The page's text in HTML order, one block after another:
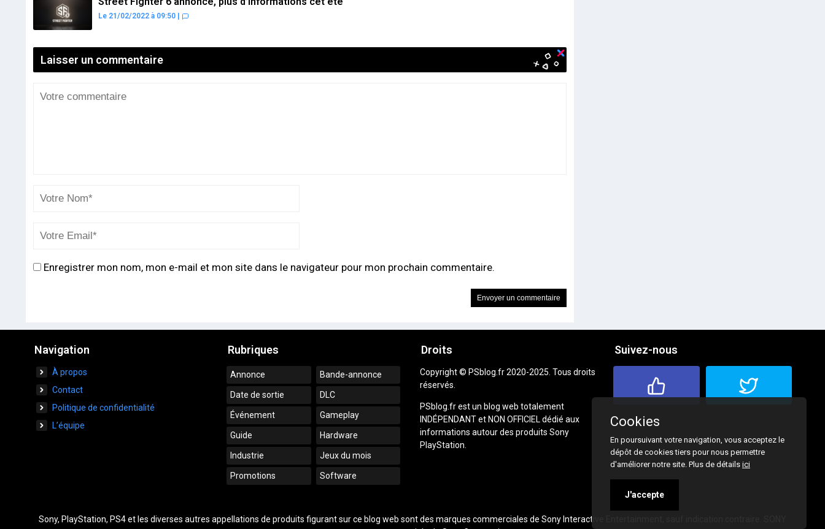
Le 21/02/2022 à 09:50 |
Laisser un commentaire
Enregistrer mon nom, mon e-mail et mon site dans le navigateur pour mon prochain commentaire.
Navigation
À propos
Contact
Politique de confidentialité
L’équipe
Rubriques
Annonce Bande-annonce
Date de sortie DLC
Événement Gameplay
Guide Hardware
Industrie Jeux du mois
Promotions Software
Droits
Copyright © PSblog.fr 2020-2025. Tous droits
réservés.
PSblog.fr est un blog web totalement
INDÉPENDANT et NON OFFICIEL dédié aux
informations autour des produits Sony
PlayStation.
Suivez-nous
Sony, PlayStation, PS4 et les diverses autres appellations de produits figurant sur ce blog web sont des marques commerciales de Sony Interactive Entertainment, sauf indication contraire. SONY
Cookies
En poursuivant votre navigation, vous acceptez le
dépôt de cookies tiers pour nous permettre
d'améliorer notre site. Plus de détails ici
J'accepte